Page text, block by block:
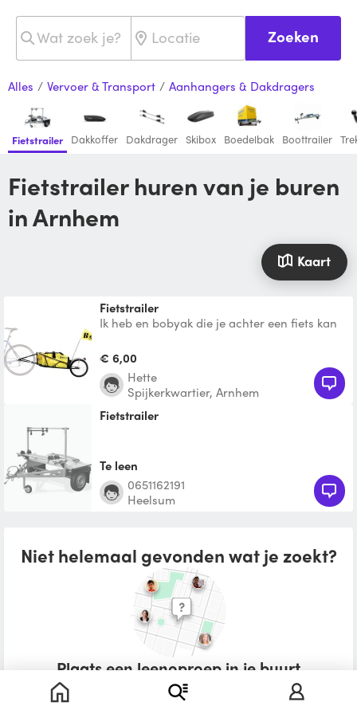
Zoeken
Alles / Vervoer & Transport / Aanhangers & Dakdragers
Fietstrailer Dakkoffer Dakdrager Skibox Boedelbak Boottrailer
Fietstrailer huren van je buren
in Arnhem
Kaart
Fietstrailer
Ik heb en bobyak die je achter een fiets kan
uitermate geschi
€ 6,00
Hette
Spijkerkwartier, Arnhem
Fietstrailer
Te leen
0651162191
Heelsum
Niet helemaal gevonden wat je zoekt?
Plaats een leenoproep in je buurt
Wat zou je willen lenen?